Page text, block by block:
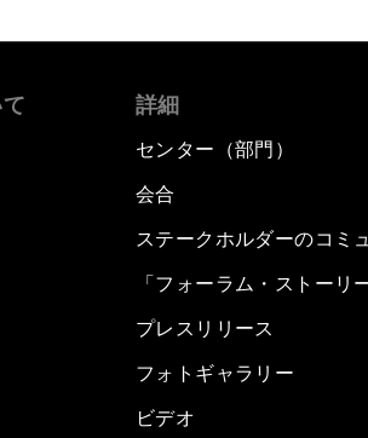
詳細
センター（部門）
会合
ステークホルダーのコミ
「フォーラム・ストーリ
プレスリリース
フォトギャラリー
ビデオ